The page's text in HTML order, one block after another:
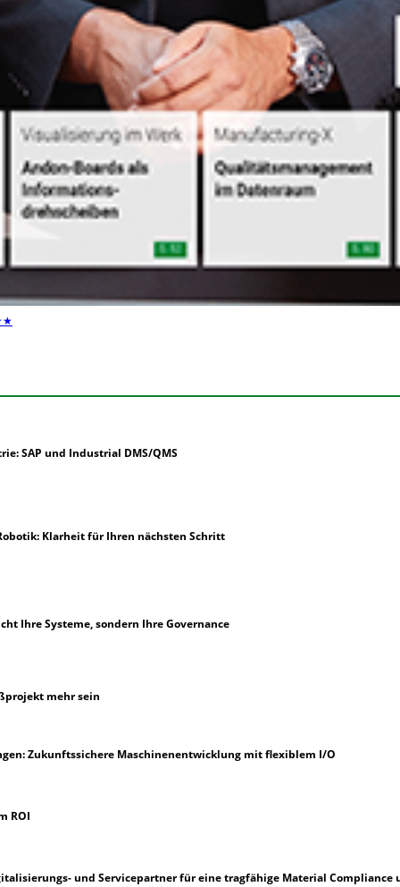
SAP und Industrial DMS/QMS
Klarheit für Ihren nächsten Schritt
Ihre Systeme, sondern Ihre Governance
mehr sein
Zukunftssichere Maschinenentwicklung mit flexiblem I/O
ROI
und Servicepartner für eine tragfähige Material